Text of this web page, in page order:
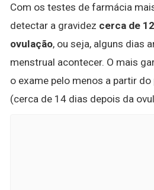
Com os testes de farmácia
detectar a gravidez cerca de
ovulação, ou seja, alguns dias
menstrual acontecer. O mais
o exame pelo menos a partir
(cerca de 14 dias depois da